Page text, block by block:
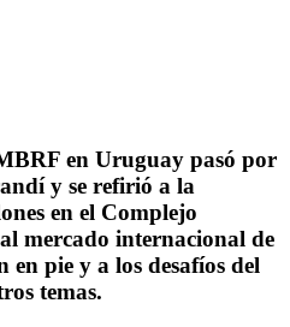
en Uruguay pasó por
y se refirió a la
en el Complejo
mercado internacional de
pie y a los desafíos del
temas.